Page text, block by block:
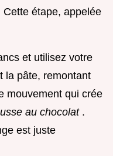
étape, appelée
et utilisez votre
la pâte, remontant
mouvement qui crée
au chocolat .
est juste